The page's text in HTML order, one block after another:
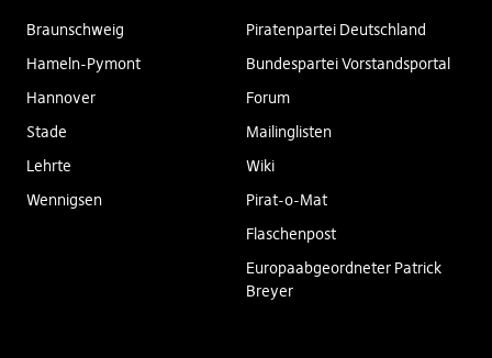
Braunschweig
Hameln-Pymont
Hannover
Stade
Lehrte
Wennigsen
Piratenpartei Deutschland
Bundespartei Vorstandsportal
Forum
Mailinglisten
Wiki
Pirat-o-Mat
Flaschenpost
Europaabgeordneter Patrick
Breyer